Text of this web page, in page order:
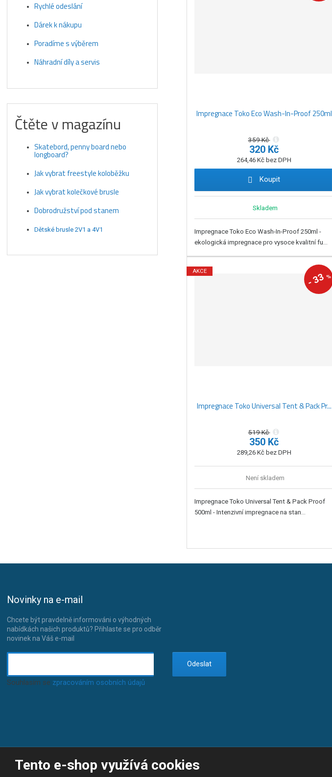
Tento e-shop využívá cookies
Impregnace Toko Eco Wash-In-Proof 250ml
359 Kč
320 Kč
264,46 Kč bez DPH
Koupit
Skladem
Impregnace Toko Eco Wash-In-Proof 250ml -
ekologická impregnace pro vysoce kvalitní fu...
-
33%
AKCE
Impregnace Toko Universal Tent & Pack Pr...
519 Kč
350 Kč
289,26 Kč bez DPH
Není skladem
Impregnace Toko Universal Tent & Pack Proof
500ml - Intenzivní impregnace na stan...
Rychlé odeslání
Dárek k nákupu
Poradíme s výběrem
Náhradní díly a servis
Čtěte v magazínu
Skatebord, penny board nebo
longboard?
Jak vybrat freestyle koloběžku
Jak vybrat kolečkové brusle
Dobrodružství pod stanem
Dětské brusle 2V1 a 4V1
Novinky na e-mail
Chcete být pravdelně informováni o výhodných
nabídkách našich produktů? Přihlaste se pro odběr
novinek na Váš e-mail
Odeslat
Souhlasím se zpracováním osobních údajů
© 2026, JP-SPORT.CZ SPORTOVNÍ POTŘEBY
Prohlášení o přístupnosti
|Mapa stránek | |GDPR